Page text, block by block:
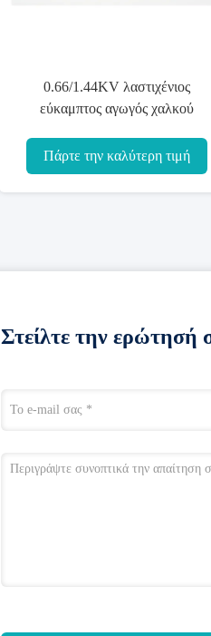
0.66/1.44KV λαστιχένιος
εύκαμπτος αγωγός χαλκού
καλωδίων κινητός για τη
μεταλλεία
Πάρτε την καλύτερη τιμή
Στείλτε την ερώτησή